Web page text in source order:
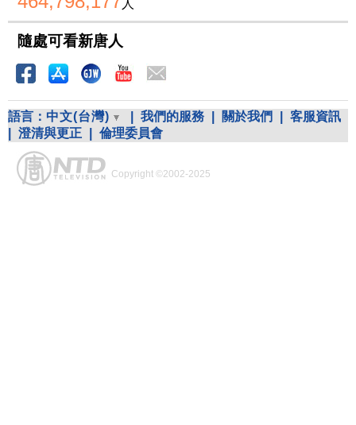
人
隨處可看新唐人
語言： 中文(台灣) 我們的服務 關於我們
客服資訊
澄清與更正 倫理委員會
Copyright ©2002-2025